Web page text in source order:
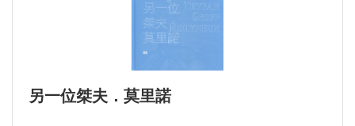
另一位桀夫．莫里諾